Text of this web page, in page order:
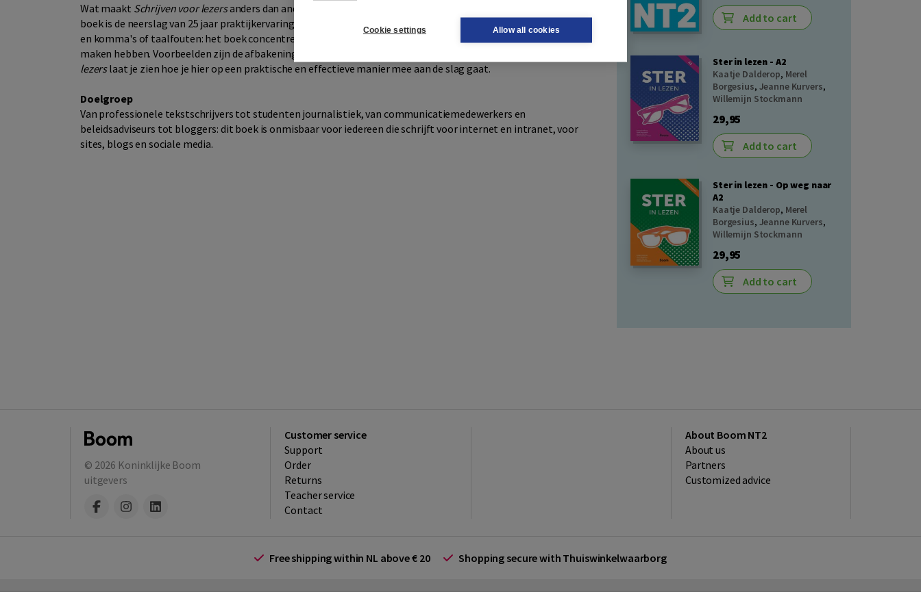
Wat maakt Schrijven voor lezersanders dan andere taaladviesboeken? Ten eerste de praktische inslag: het
boek is de neerslag van 25 jaar praktijkervaring. Ten tweede gaat het in
Schrijven voor lezersniet om punten
en komma's of taalfouten: het boek concentreert zich op de valkuilen waarmee schrijvers dagelijks te
maken hebben. Voorbeelden zijn de afbakening, de tekststructuur en de beste strategie.
lezerslaat je zien hoe je hier op een praktische en effectieve manier mee aan de slag gaat.
Doelgroep
Van professionele tekstschrijvers tot studenten journalistiek, van communicatiemedewerkers en
beleidsadviseurs tot bloggers: dit boek is onmisbaar voor iedereen die schrijft voor internet en intranet, voor
sites, blogs en sociale media.
Add to cart
Ster in lezen - A2
Kaatje Dalderop, Merel
Borgesius, Jeanne Kurvers,
Willemijn Stockmann
29,95
Add to cart
Ster in lezen - Op weg naar
A2
Kaatje Dalderop, Merel
Borgesius, Jeanne Kurvers,
Willemijn Stockmann
29,95
Add to cart
© 2026 Koninklijke Boom
uitgevers
Customer service
Support
Order
Returns
Teacher service
Contact
About Boom NT2
About us
Partners
Customized advice
Free shipping within NL above € 20 Shopping secure with Thuiswinkelwaarborg
Cookie settings Allow all cookies